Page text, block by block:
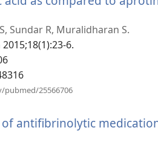
열
Sundar R, Muralidharan S.
6.
pubmed/25566706
창
열
of antifibrinolytic